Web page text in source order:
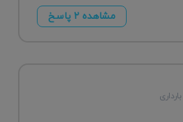
مشاهده ۲ پاسخ